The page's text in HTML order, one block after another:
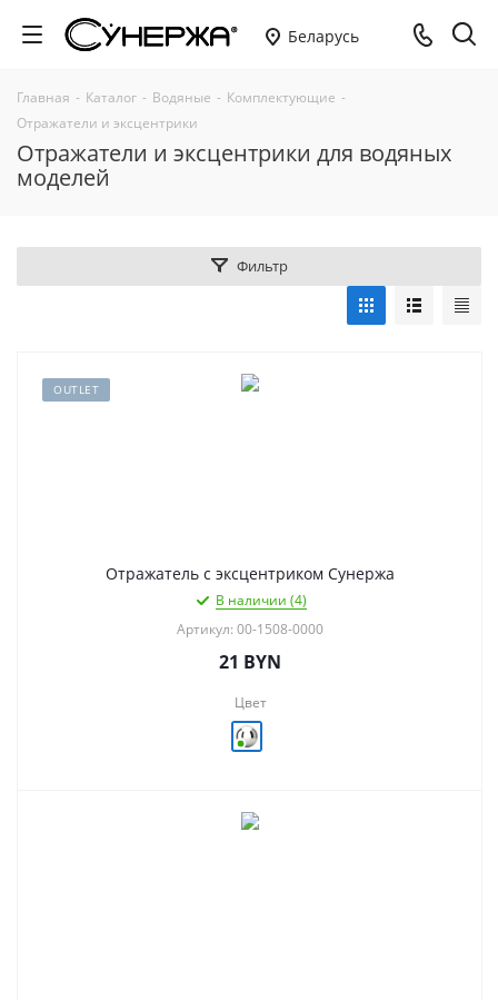
Беларусь
Главная - Каталог - Водяные - Комплектующие -
Отражатели и эксцентрики
Отражатели и эксцентрики для водяных
моделей
Фильтр
OUTLET
Отражатель с эксцентриком Сунержа
В наличии (4)
Артикул: 00-1508-0000
21 BYN
Цвет